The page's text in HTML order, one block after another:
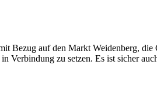
Bezug auf den Markt Weidenberg,
zu setzen. Es ist sicher